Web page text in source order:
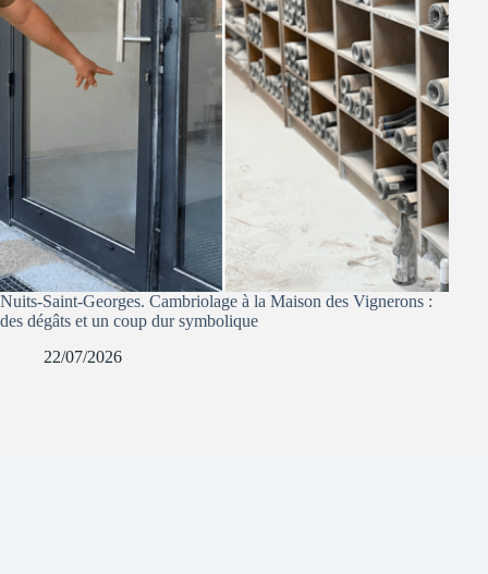
Nuits-Saint-Georges. Cambriolage à la Maison des Vignerons :
des dégâts et un coup dur symbolique
22/07/2026